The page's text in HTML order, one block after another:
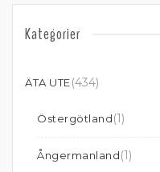
Kategorier
ÄTA UTE(434)
Östergötland(1)
Ångermanland(1)